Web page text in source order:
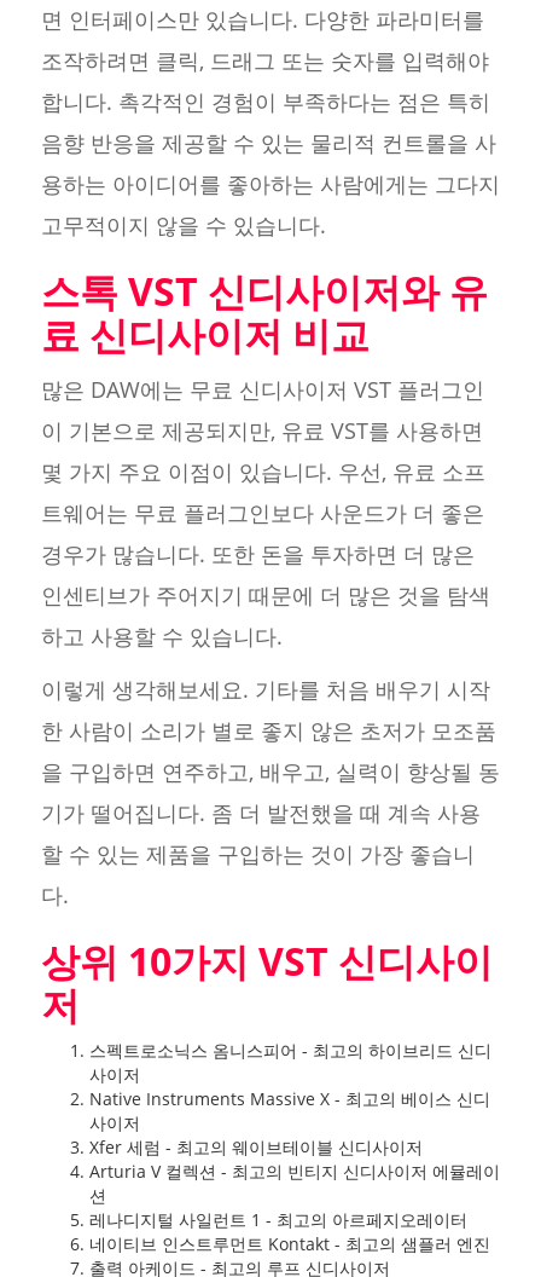
면 인터페이스만 있습니다. 다양한 파라미터를
조작하려면 클릭, 드래그 또는 숫자를 입력해야
합니다. 촉각적인 경험이 부족하다는 점은 특히
음향 반응을 제공할 수 있는 물리적 컨트롤을 사
용하는 아이디어를 좋아하는 사람에게는 그다지
고무적이지 않을 수 있습니다.
스톡 VST 신디사이저와 유
료 신디사이저 비교
많은 DAW에는 무료 신디사이저 VST 플러그인
이 기본으로 제공되지만, 유료 VST를 사용하면
몇 가지 주요 이점이 있습니다. 우선, 유료 소프
트웨어는 무료 플러그인보다 사운드가 더 좋은
경우가 많습니다. 또한 돈을 투자하면 더 많은
인센티브가 주어지기 때문에 더 많은 것을 탐색
하고 사용할 수 있습니다.
이렇게 생각해보세요. 기타를 처음 배우기 시작
한 사람이 소리가 별로 좋지 않은 초저가 모조품
을 구입하면 연주하고, 배우고, 실력이 향상될 동
기가 떨어집니다. 좀 더 발전했을 때 계속 사용
할 수 있는 제품을 구입하는 것이 가장 좋습니
다.
상위 10가지 VST 신디사이
저
스펙트로소닉스 옴니스피어 - 최고의 하이브리드 신디
사이저
Native Instruments Massive X - 최고의 베이스 신디
사이저
Xfer 세럼 - 최고의 웨이브테이블 신디사이저
Arturia V 컬렉션 - 최고의 빈티지 신디사이저 에뮬레이
션
레나디지털 사일런트 1 - 최고의 아르페지오레이터
네이티브 인스트루먼트 Kontakt - 최고의 샘플러 엔진
출력 아케이드 - 최고의 루프 신디사이저